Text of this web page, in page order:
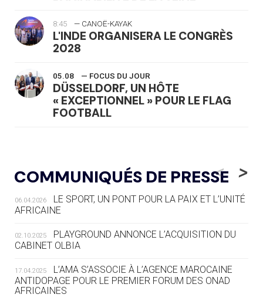
8:45 — CANOË-KAYAK
L'INDE ORGANISERA LE CONGRÈS
2028
05.08 — FOCUS DU JOUR
DÜSSELDORF, UN HÔTE
« EXCEPTIONNEL » POUR LE FLAG
FOOTBALL
LE RÊVE DE VOIR LA LUGE ALPINE
AUX JO « N'EST PAS FINI »
05.08 — TIR À L'ARC
DES MONDIAUX À BRISBANE SUR LA
ROUTE DES JO 2032
LE VILLAGE OLYMPIQUE DES ARAVIS
SE DESSINE
COMMUNIQUÉS DE PRESSE
<
06.04.2026
LE SPORT, UN PONT POUR LA PAIX ET L’UNITÉ
AFRICAINE
02.10.2025
PLAYGROUND ANNONCE L’ACQUISITION DU
CABINET OLBIA
17.04.2025
L’AMA S’ASSOCIE À L’AGENCE MAROCAINE
ANTIDOPAGE POUR LE PREMIER FORUM DES ONAD
AFRICAINES
>